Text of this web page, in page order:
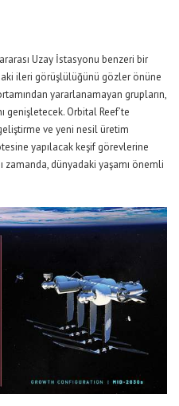
Uzay İstasyonu benzeri bir
ileri görüşlülüğünü gözler önüne
yararlanamayan grupların,
genişletecek. Orbital Reef’te
ve yeni nesil üretim
yapılacak keşif görevlerine
zamanda, dünyadaki yaşamı önemli